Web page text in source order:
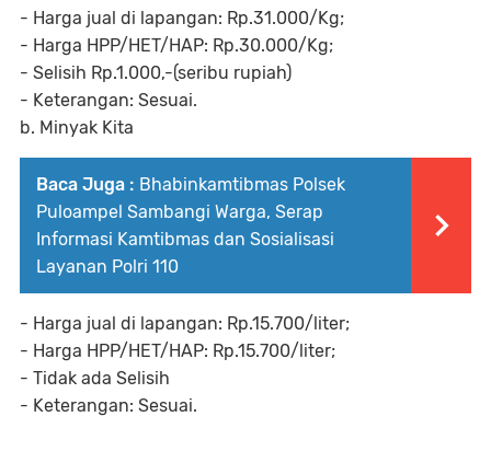
‎- Harga jual di lapangan: Rp.31.000/Kg;
‎- Harga HPP/HET/HAP: Rp.30.000/Kg;
‎- Selisih Rp.1.000,-(seribu rupiah)
‎- Keterangan: Sesuai.
‎b. Minyak Kita
Baca Juga : Bhabinkamtibmas Polsek
Puloampel Sambangi Warga, Serap
Informasi Kamtibmas dan Sosialisasi
Layanan Polri 110
‎- Harga jual di lapangan: Rp.15.700/liter;
‎- Harga HPP/HET/HAP: Rp.15.700/liter;
‎- Tidak ada Selisih
‎- Keterangan: Sesuai.